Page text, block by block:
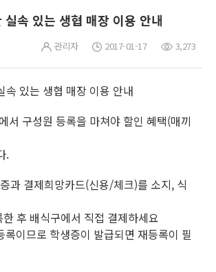
실속 있는 생협 매장 이용 안내
관리자 2017-01-17 3,273
속 있는 생협 매장 이용 안내
서 구성원 등록을 마쳐야 할인 혜택(매끼
.
과 결제희망카드(신용/체크)를 소지, 식
후 배식구에서 직접 결제하세요
이므로 학생증이 발급되면 재등록이 필